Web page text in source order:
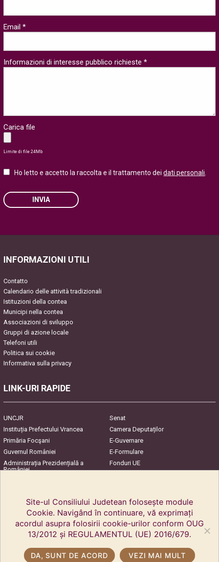
Email *
Informazioni di interesse pubblico richieste *
Carica file
Limite di file 24Mb
Ho letto e accetto la raccolta e il trattamento deidati personali
INVIA
INFORMAZIONI UTILI
Contatto
Calendario delle attività tradizionali
Istituzioni della contea
Municipi nella contea
Associazioni di sviluppo
Gruppi di azione locale
Telefoni utili
Politica sui cookie
Informativa sulla privacy
LINK-URI RAPIDE
UNCJR
Senat
Instituția Prefectului Vrancea
Camera Deputaților
Primăria Focşani
E-Guvernare
Guvernul României
E-Formulare
Administrația Prezidențială a
României
Fonduri UE
Site-ul Consiliului Judetean folosește module
Cookie. Navigând în continuare, vă exprimați
acordul asupra folosirii cookie-urilor conform OUG
13/2012 și REGULAMENTUL (UE) 2016/679.
DA, SUNT DE ACORD VEZI MAI MULT